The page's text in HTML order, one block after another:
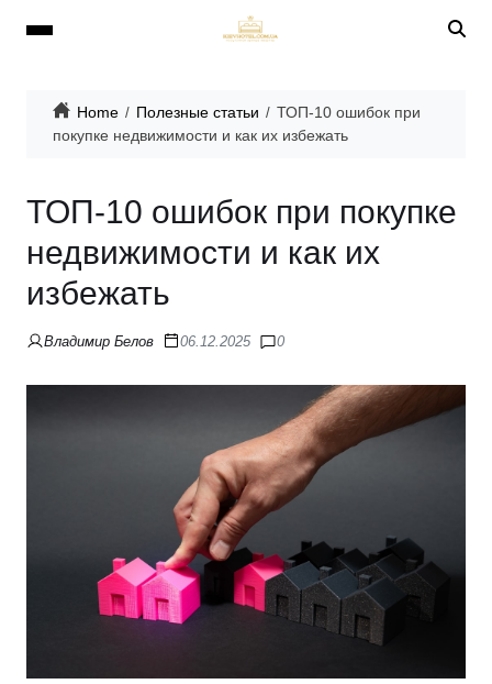
Home Полезные статьи
ТОП-10 ошибок при
покупке недвижимости и как их избежать
ТОП-10 ошибок при покупке
недвижимости и как их
избежать
Владимир Белов 06.12.2025 0